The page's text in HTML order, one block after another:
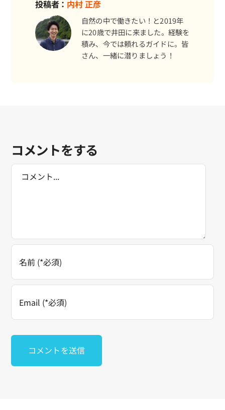
投稿者： 内村 正彦
自然の中で働きたい！と2019年
に20歳で井田に来ました。経験を
積み、今では頼れるガイドに。皆
さん、一緒に潜りましょう！
コメントをする
Comment